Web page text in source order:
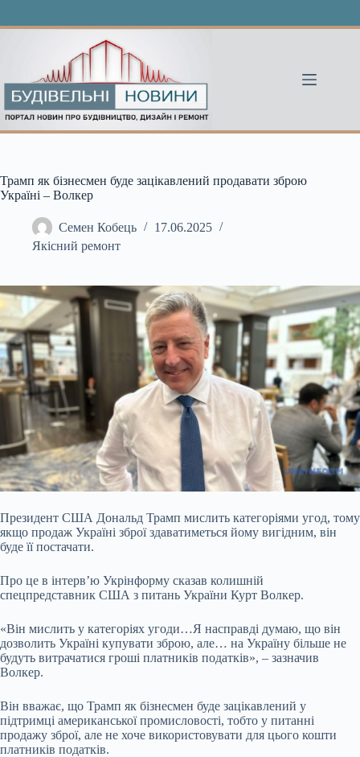
Трамп як бізнесмен буде зацікавлений продавати зброю
Україні – Волкер
Семен Кобець
17.06.2025
Якісний ремонт
Президент США Дональд Трамп мислить категоріями угод, тому
якщо продаж Україні зброї здаватиметься йому вигідним, він
буде її постачати.
Про це в інтерв’ю Укрінформу сказав колишній
спецпредставник США з питань України Курт Волкер.
«Він мислить у категоріях угоди…Я насправді думаю, що він
дозволить Україні купувати зброю, але… на Україну більше не
будуть витрачатися гроші платників податків», – зазначив
Волкер.
Він вважає, що Трамп як бізнесмен буде зацікавлений у
підтримці американської промисловості, тобто у питанні
продажу зброї, але не хоче використовувати для цього кошти
платників податків.